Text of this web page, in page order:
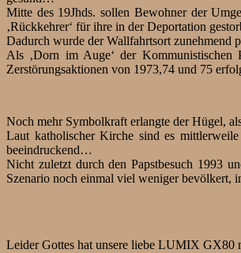
Mitte des 19Jhds. sollen Bewohner der
‚Rückkehrer‘ für ihre in der Deportation
Dadurch wurde der Wallfahrtsort zunehmend
Als ‚Dorn im Auge‘ der
Zerstörungsaktionen von 1973,74 und 75
Noch mehr Symbolkraft erlangte der Hügel,
Laut katholischer Kirche sind es
beeindruckend…
Nicht zuletzt durch den Papstbesuch 1993
Szenario noch einmal viel weniger bevölkert,
Leider Gottes hat unsere liebe LUMIX